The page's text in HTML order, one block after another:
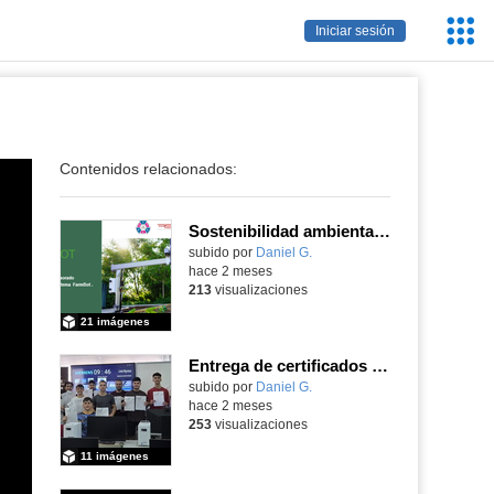
Iniciar sesión
Contenidos relacionados:
Sostenibilidad ambiental, eficiencia energética y sistemas de producción inteligente para la industria 4.0
subido por Daniel G.
21 imágenes
hace 2 meses
213visualizaciones
Entrega de certificados SIEMENS SINUMERIK
subido por Daniel G.
11 imágenes
hace 2 meses
253visualizaciones